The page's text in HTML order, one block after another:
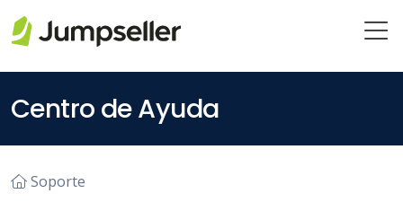
Centro de Ayuda
Soporte